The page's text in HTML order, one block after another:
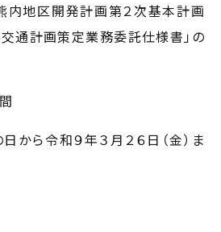
内地区開発計画第２次基本計画
通計画策定業務委託仕様書」 の
令和９年３月２６日（金）ま